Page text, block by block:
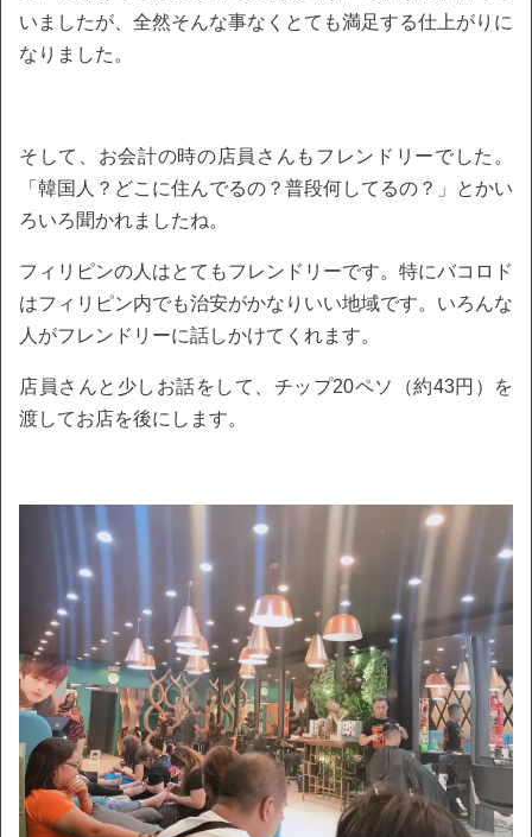
いましたが、全然そんな事なくとても満足する仕上がりに
なりました。
そして、お会計の時の店員さんもフレンドリーでした。
「韓国人？どこに住んでるの？普段何してるの？」とかい
ろいろ聞かれましたね。
フィリピンの人はとてもフレンドリーです。特にバコロド
はフィリピン内でも治安がかなりいい地域です。いろんな
人がフレンドリーに話しかけてくれます。
店員さんと少しお話をして、チップ20ペソ（約43円）を
渡してお店を後にします。